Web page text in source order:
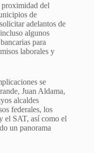
del
de
adelantos de
algunos
para
laborales y
se
Juan Aldama,
alcaldes
federales, los
el SAT, así como el
un panorama